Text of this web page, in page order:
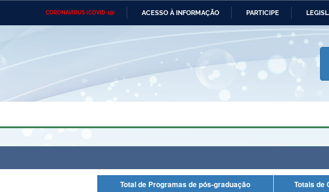
CORONAVÍRUS (COVID-19) ACESSO À INFORMAÇÃO PARTICIPE
Ministério das Relações Ministério da Economia
Ministério do Desenvolvimento
e dos Direitos Humanos
Geral da União Banco Central do Brasil Planalto
Total de Programas de pós-graduação
Totais de